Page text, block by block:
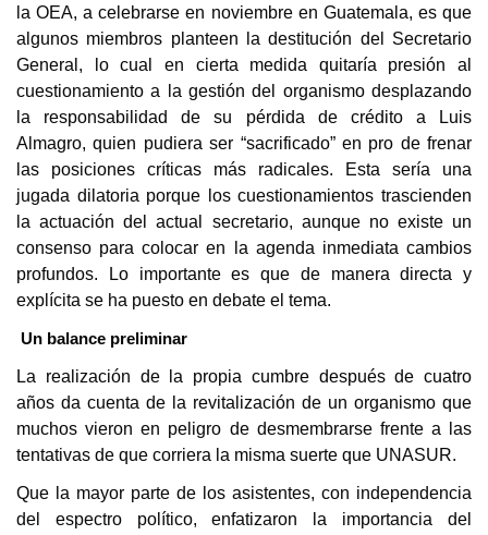
la OEA, a celebrarse en noviembre en Guatemala, es que
algunos miembros planteen la destitución del Secretario
General, lo cual en cierta medida quitaría presión al
cuestionamiento a la gestión del organismo desplazando
la responsabilidad de su pérdida de crédito a Luis
Almagro, quien pudiera ser “sacrificado” en pro de frenar
las posiciones críticas más radicales. Esta sería una
jugada dilatoria porque los cuestionamientos trascienden
la actuación del actual secretario, aunque no existe un
consenso para colocar en la agenda inmediata cambios
profundos. Lo importante es que de manera directa y
explícita se ha puesto en debate el tema.
Un balance preliminar
La realización de la propia cumbre después de cuatro
años da cuenta de la revitalización de un organismo que
muchos vieron en peligro de desmembrarse frente a las
tentativas de que corriera la misma suerte que UNASUR.
Que la mayor parte de los asistentes, con independencia
del espectro político, enfatizaron la importancia del